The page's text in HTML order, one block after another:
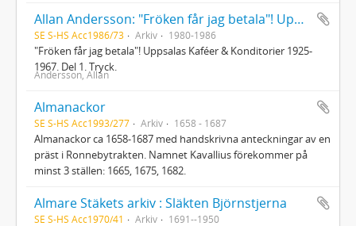
Allan Andersson: "Fröken får jag betala"! Uppsalas Kaféer & Konditorier 1925-1967
SE S-HS Acc1986/73 Arkiv 1980-1986
"Fröken får jag betala"! Uppsalas Kaféer & Konditorier 1925-
1967. Del 1. Tryck.
Andersson, Allan
Almanackor
SE S-HS Acc1993/277 Arkiv 1658 - 1687
Almanackor ca 1658-1687 med handskrivna anteckningar av en
präst i Ronnebytrakten. Namnet Kavallius förekommer på
minst 3 ställen: 1665, 1675, 1682.
Almare Stäkets arkiv : Släkten Björnstjerna
SE S-HS Acc1970/41 Arkiv 1691--1950